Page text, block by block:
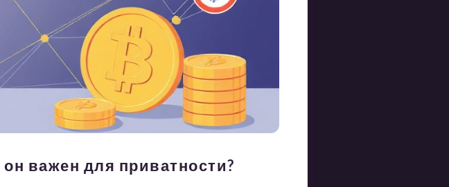
важен для приватности?